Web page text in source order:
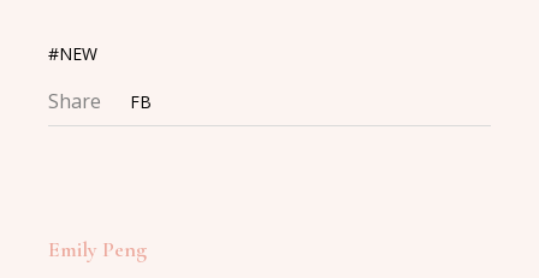
#NEW
Share FB
Emily Peng